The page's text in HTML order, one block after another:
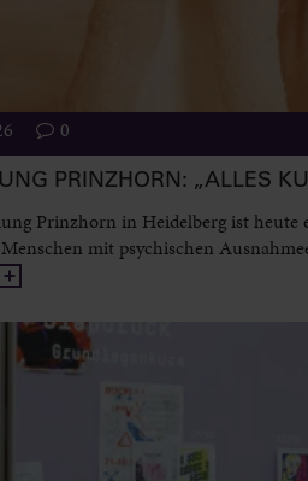
0
PRINZHORN: „ALLES
Prinzhorn in Heidelberg ist
mit psychischen